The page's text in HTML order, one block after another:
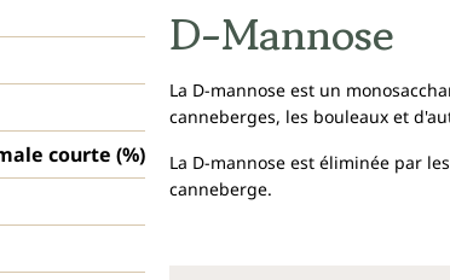
courte (%)
D-Mannose
La D-mannose est un
canneberges, les bouleaux et
La D-mannose est éliminée par
canneberge.